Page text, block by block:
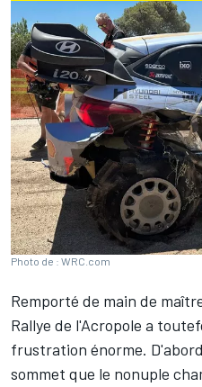
Photo de : WRC.com
Remporté de main de
Rallye de l'Acropole a
frustration énorme.
sommet que le nonuple